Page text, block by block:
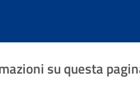
su questa